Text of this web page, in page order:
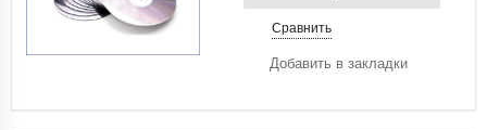
Сравнить
Добавить в закладки